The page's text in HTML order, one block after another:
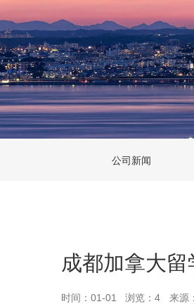
公司新闻
成都加拿大
时间：01-01 浏览：4 来源